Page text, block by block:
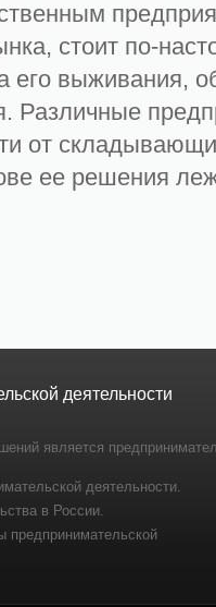
стоит по-
его выживания,
Различные
от
ее решения
деятельности
является
деятельности.
в России.
предпринимательской